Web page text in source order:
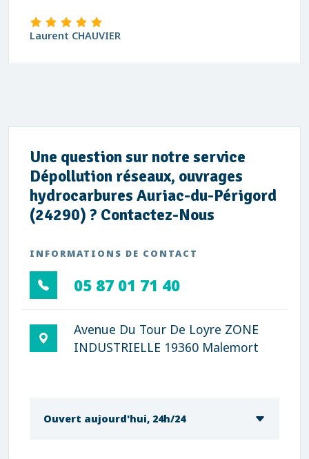
Laurent CHAUVIER
Une question sur notre service
Dépollution réseaux, ouvrages
hydrocarbures Auriac-du-Périgord
(24290) ? Contactez-Nous
INFORMATIONS DE CONTACT
05 87 01 71 40
Avenue Du Tour De Loyre ZONE
INDUSTRIELLE 19360 Malemort
Ouvert aujourd'hui, 24h/24